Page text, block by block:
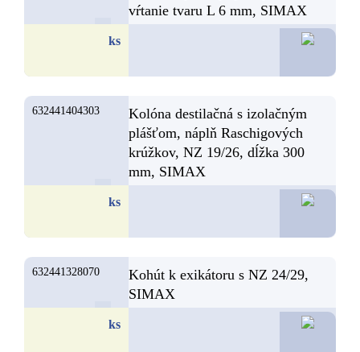
vŕtanie tvaru L 6 mm, SIMAX
ks
632441404303
Kolóna destilačná s izolačným
plášťom, náplň Raschigových
krúžkov, NZ 19/26, dĺžka 300
mm, SIMAX
ks
632441328070
Kohút k exikátoru s NZ 24/29,
SIMAX
ks